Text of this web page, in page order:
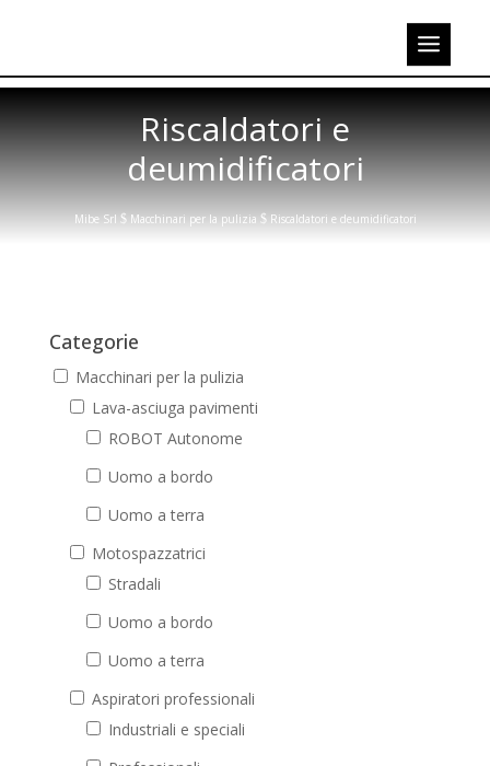
Riscaldatori e
deumidificatori
Mibe Srl $ Macchinari per la pulizia $ Riscaldatori e deumidificatori
Categorie
Macchinari per la pulizia
Lava-asciuga pavimenti
ROBOT Autonome
Uomo a bordo
Uomo a terra
Motospazzatrici
Stradali
Uomo a bordo
Uomo a terra
Aspiratori professionali
Industriali e speciali